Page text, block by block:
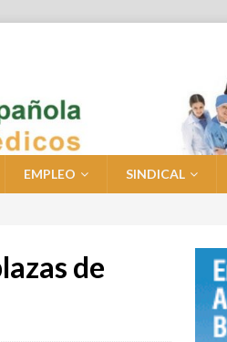
EMPLEO SINDICAL
de